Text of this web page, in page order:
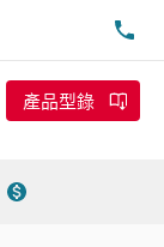
產品型錄